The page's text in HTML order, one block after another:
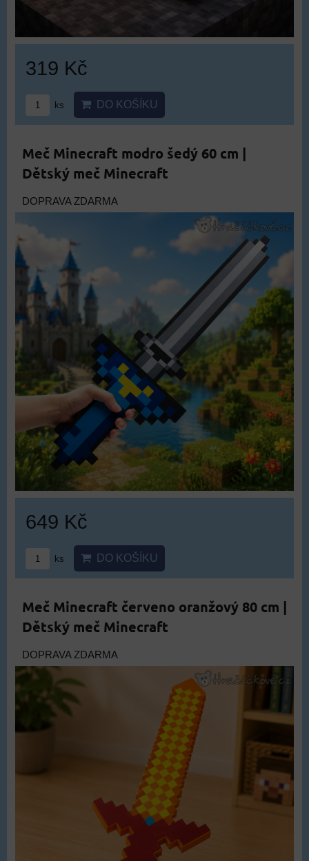
319 Kč
ks DO KOŠÍKU
Meč Minecraft modro šedý 60 cm |
Dětský meč Minecraft
DOPRAVA ZDARMA
649 Kč
ks DO KOŠÍKU
Meč Minecraft červeno oranžový 80 cm |
Dětský meč Minecraft
DOPRAVA ZDARMA